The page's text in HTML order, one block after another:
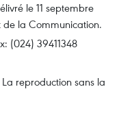
le 11 septembre
la Communication.
(024) 39411348
reproduction sans la